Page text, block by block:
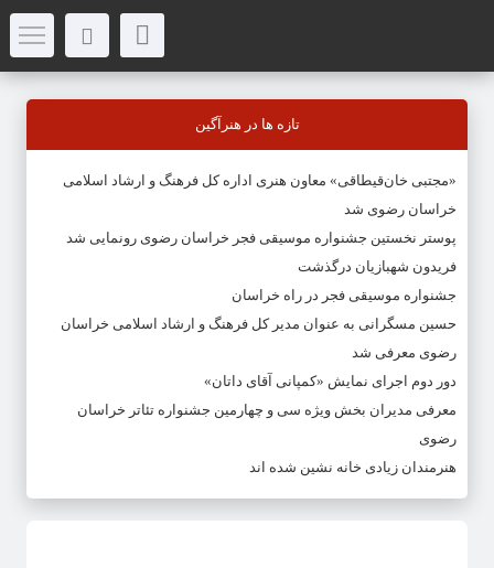
تازه ها در هنرآگین
«مجتبی خان‌قیطاقی» معاون هنری اداره کل فرهنگ و ارشاد اسلامی
خراسان رضوی شد
پوستر نخستین جشنواره موسیقی فجر خراسان رضوی رونمایی شد
فریدون شهبازیان درگذشت
جشنواره موسیقی فجر در راه خراسان
حسین مسگرانی به عنوان مدیر کل فرهنگ و ارشاد اسلامی خراسان
رضوی معرفی شد
دور دوم اجرای نمایش «کمپانی آقای داتان»
معرفی مدیران بخش ویژه سی و چهارمین جشنواره تئاتر خراسان
رضوی
هنرمندان زیادی خانه نشین شده اند